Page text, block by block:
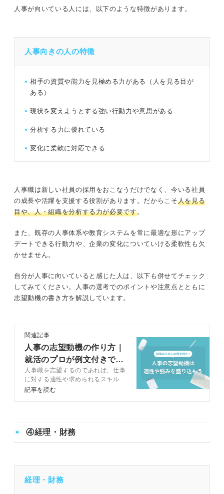
人事が向いている人には、以下のような特徴があります。
人事向きの人の特徴
相手の資質や能力を見極める力がある（人を見る目が
ある）
現状を変えようとする強い行動力や意思がある
分析する力に優れている
変化に柔軟に対応できる
人事職は新しい社員の採用をおこなうだけでなく、今いる社員
の成長や活躍を支援する役割があります。だからこそ人を見る
目や、人・組織を分析する力が必要です。
また、既存の人事体系や教育システムを常に最適な形にアップ
デートできる行動力や、企業の変化についていける柔軟性も欠
かせません。
自分が人事に向いていると感じた人は、以下も併せてチェック
してみてください。人事の選考でのポイントや注意点とともに
志望動機の書き方を解説しています。
関連記事
人事の志望動機の作り方｜
就活のプロが例文付きでコ
ツを解説
人事職を志望するのであれば、仕事
に対する適性や求められるスキルを
チェックしておく必要があります。
志望動機の書き方や志望動機の例文
をご紹介していきます。
記事を読む
④経理・財務
経理・財務